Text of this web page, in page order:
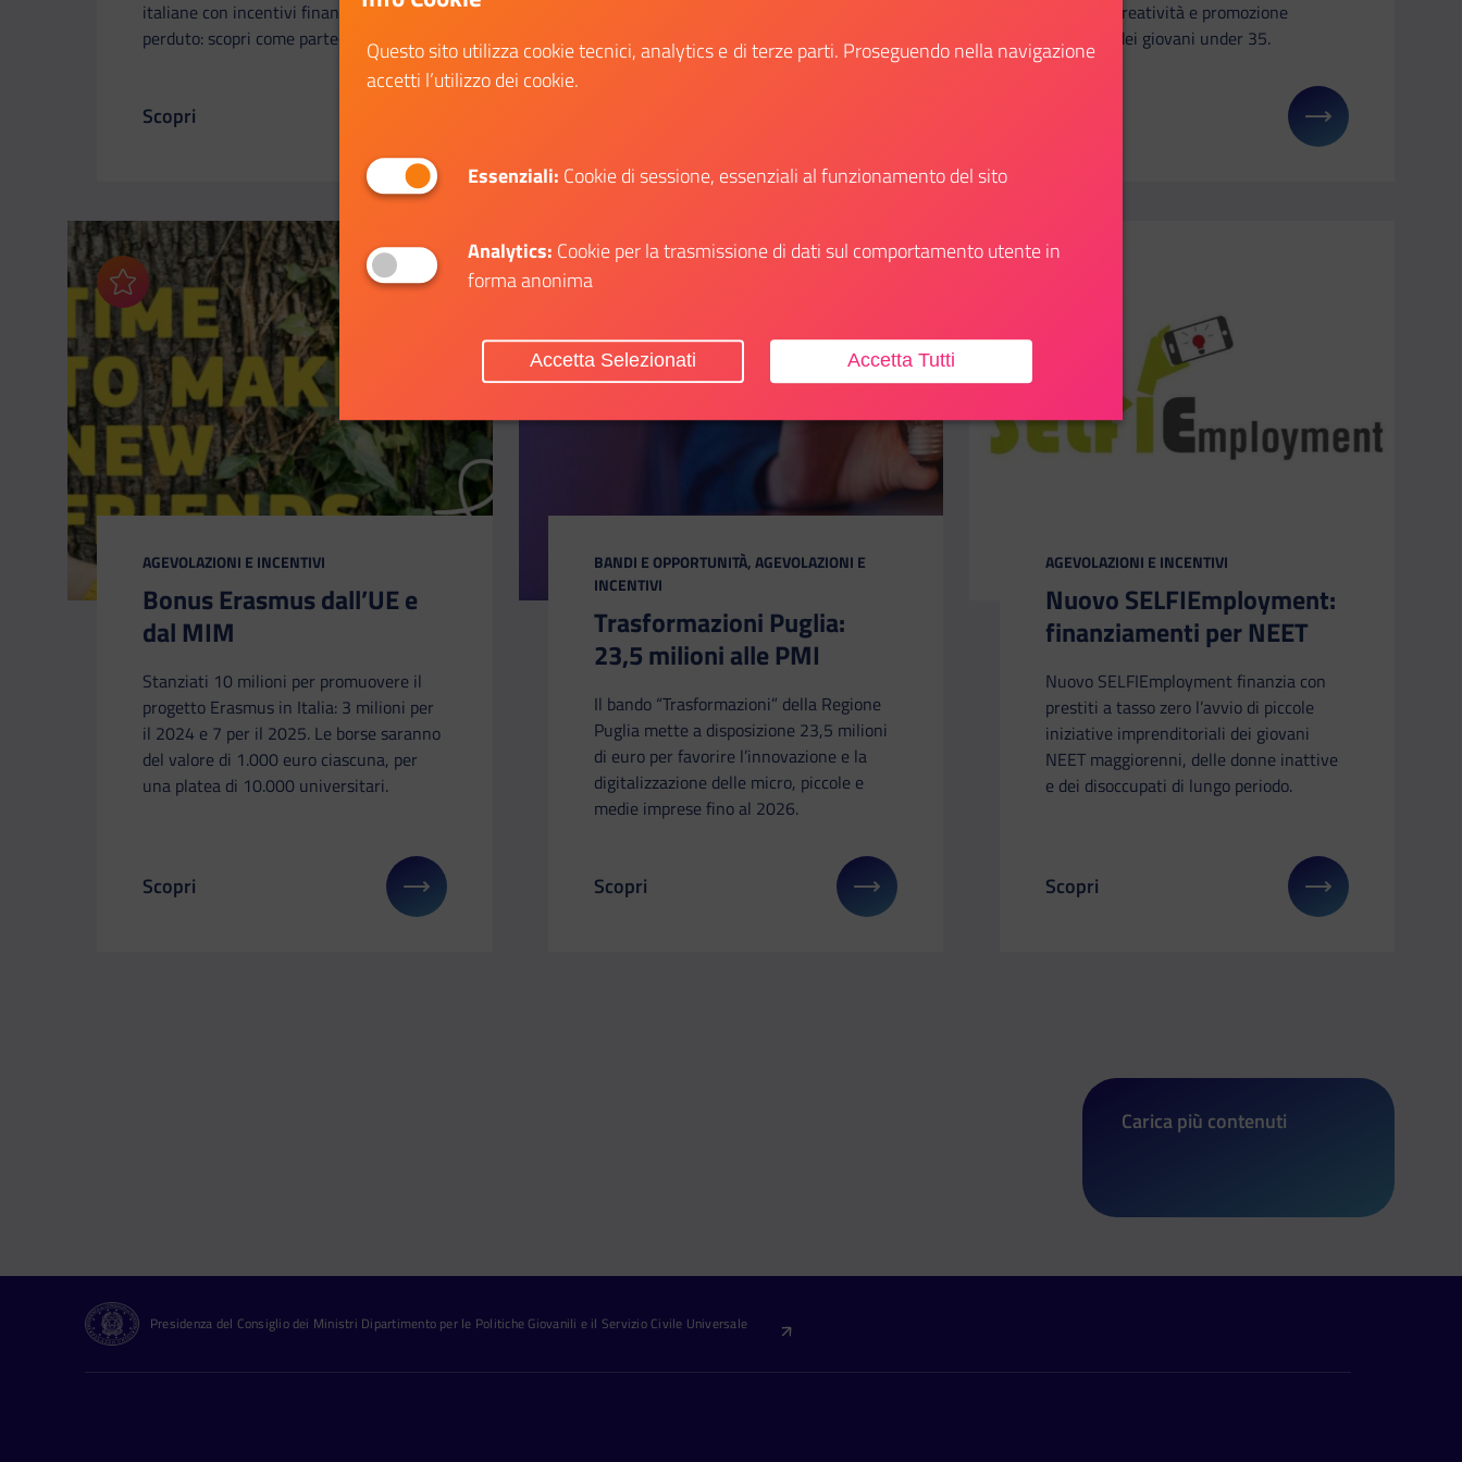
italiane con incentivi finanziari a fondo
perduto: scopri come partecipare.
Il link ti porterà ad avere maggiori dettagli su: Arriva Resto al Sud 2.0 per le imprese meridionali
Scopri Il link ti porterà ad avere maggiori dettagli su: Mutuo prima casa U36 prorogato al 2027
euro alla creatività e promozione
culturale dei giovani under 35.
Il link ti porterà ad avere maggiori dettagli su:
Aggiungi ai preferiti
CATEGORIA:
AGEVOLAZIONI E INCENTIVI
Bonus Erasmus dall’UE e
dal MIM
Stanziati 10 milioni per promuovere il
progetto Erasmus in Italia: 3 milioni per
il 2024 e 7 per il 2025. Le borse saranno
del valore di 1.000 euro ciascuna, per
una platea di 10.000 universitari.
Il link ti porterà ad avere maggiori dettagli su: Bonus Erasmus dall’UE e dal MIM
Scopri
Aggiungi ai preferiti
CATEGORIA:
BANDI E OPPORTUNITÀ, AGEVOLAZIONI E
INCENTIVI
Trasformazioni Puglia:
23,5 milioni alle PMI
Il bando “Trasformazioni” della Regione
Puglia mette a disposizione 23,5 milioni
di euro per favorire l’innovazione e la
digitalizzazione delle micro, piccole e
medie imprese fino al 2026.
Il link ti porterà ad avere maggiori dettagli su: Trasformazioni Puglia: 23,5 milioni alle PMI
Scopri
CATEGORIA:
AGEVOLAZIONI E INCENTIVI
Nuovo SELFIEmployment:
finanziamenti per NEET
Nuovo SELFIEmployment finanzia con
prestiti a tasso zero l’avvio di piccole
iniziative imprenditoriali dei giovani
NEET maggiorenni, delle donne inattive
e dei disoccupati di lungo periodo.
Il link ti porterà ad avere maggiori dettagli su:
Scopri
Carica più contenuti
Presidenza del Consiglio dei Ministri Dipartimento per le Politiche Giovanili e il Servizio Civile Universale
Questo sito utilizza cookie tecnici, analytics e di terze parti. Proseguendo nella navigazione
accetti l’utilizzo dei cookie.
Essenziali: Cookie di sessione, essenziali al funzionamento del sito
Analytics: Cookie per la trasmissione di dati sul comportamento utente in
forma anonima
Accetta Tutti
Accetta Selezionati